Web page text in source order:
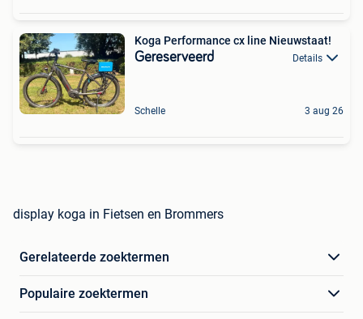
Koga Performance cx line Nieuwstaat!
Gereserveerd Details
Schelle 3 aug 26
display koga in Fietsen en Brommers
Gerelateerde zoektermen
Populaire zoektermen